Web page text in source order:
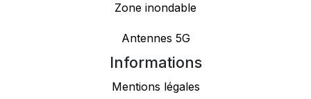
Zone inondable
Antennes 5G
Informations
Mentions légales